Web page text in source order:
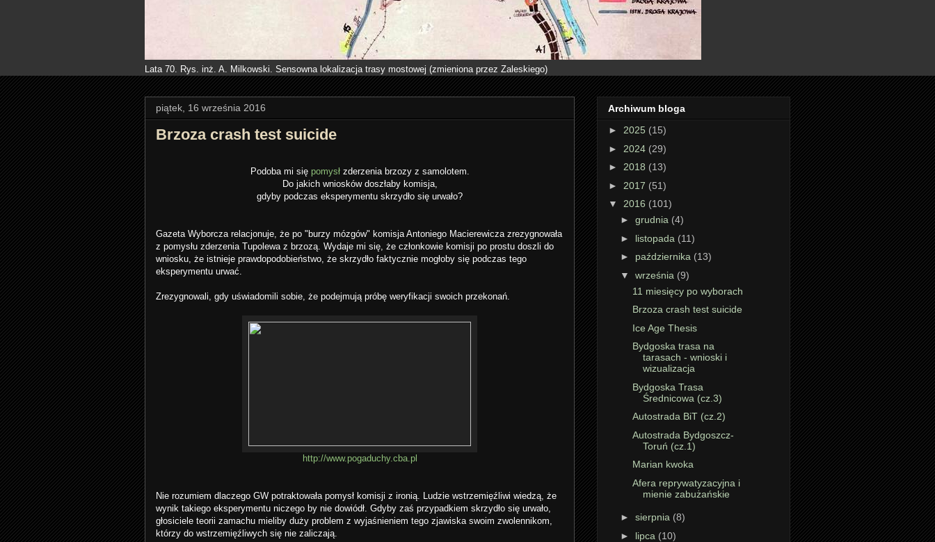
Lata 70. Rys. inż. A. Milkowski. Sensowna lokalizacja trasy mostowej (zmieniona przez Zaleskiego)
piątek, 16 września 2016
Brzoza crash test suicide
Podoba mi się pomysłzderzenia brzozy z samolotem.
Do jakich wniosków doszłaby komisja,
gdyby podczas eksperymentu skrzydło się urwało?
Gazeta Wyborcza relacjonuje, że po "burzy mózgów" komisja Antoniego Macierewicza zrezygnowała
z pomysłu zderzenia Tupolewa z brzozą. Wydaje mi się, że członkowie komisji po prostu doszli do
wniosku, że istnieje prawdopodobieństwo, że skrzydło faktycznie mogłoby się podczas tego
eksperymentu urwać.
Zrezygnowali, gdy uświadomili sobie, że podejmują próbę weryfikacji swoich przekonań.
http://www.pogaduchy.cba.pl
Nie rozumiem dlaczego GW potraktowała pomysł komisji z ironią. Ludzie wstrzemięźliwi wiedzą, że
wynik takiego eksperymentu niczego by nie dowiódł. Gdyby zaś przypadkiem skrzydło się urwało,
głosiciele teorii zamachu mieliby duży problem z wyjaśnieniem tego zjawiska swoim zwolennikom,
którzy do wstrzemięźliwych się nie zaliczają.
Archiwum bloga
► 2025 (15)
► 2024 (29)
► 2018 (13)
► 2017 (51)
▼ 2016 (101)
► grudnia (4)
► listopada (11)
► października (13)
▼ września (9)
11 miesięcy po wyborach
Brzoza crash test suicide
Ice Age Thesis
Bydgoska trasa na
tarasach - wnioski i
wizualizacja
Bydgoska Trasa
Średnicowa (cz.3)
Autostrada BiT (cz.2)
Autostrada Bydgoszcz-
Toruń (cz.1)
Marian kwoka
Afera reprywatyzacyjna i
mienie zabużańskie
► sierpnia (8)
► lipca (10)